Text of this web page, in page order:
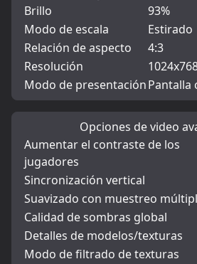
Brillo
93%
Modo de escala
Estirado
Relación de aspecto
4:3
Resolución
Modo de presentaciónPantalla
Opciones de video
Aumentar el contraste de los
jugadores
Sincronización vertical
Suavizado con muestreo
Calidad de sombras global
Detalles de modelos/texturas
Modo de filtrado de texturas